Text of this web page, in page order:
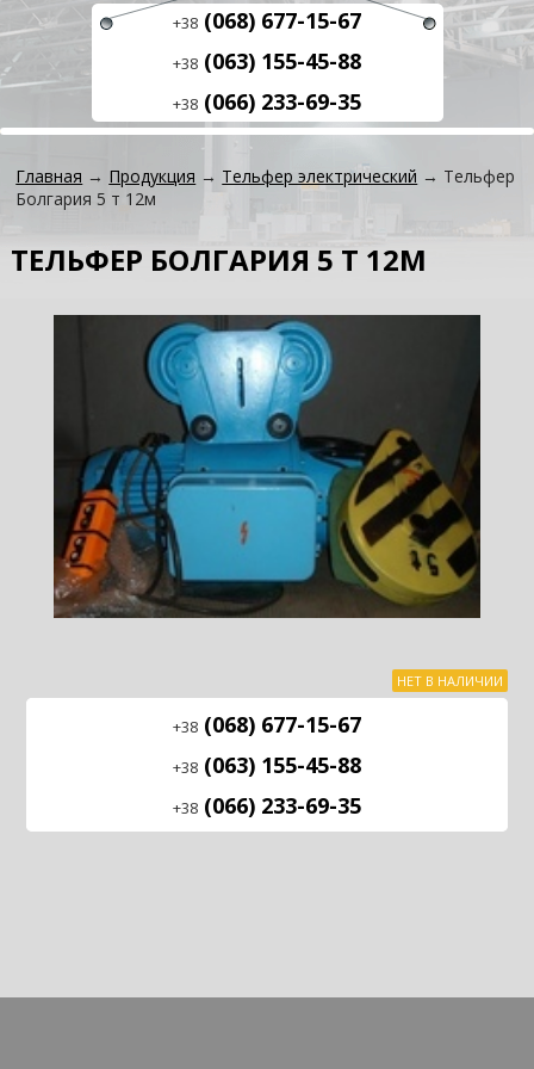
+38 (068) 677-15-67
+38 (063) 155-45-88
+38 (066) 233-69-35
Главная → Продукция → Тельфер электрический → Тельфер
Болгария 5 т 12м
ТЕЛЬФЕР БОЛГАРИЯ 5 Т 12М
НЕТ В НАЛИЧИИ
+38(068) 677-15-67
+38(063) 155-45-88
+38(066) 233-69-35